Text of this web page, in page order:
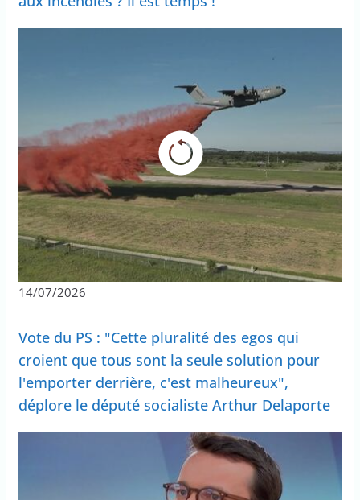
14/07/2026
Vote du PS : "Cette pluralité des egos qui
croient que tous sont la seule solution pour
l'emporter derrière, c'est malheureux",
déplore le député socialiste Arthur Delaporte